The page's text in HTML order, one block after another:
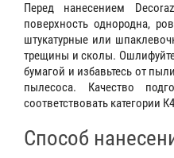
Перед нанесением
поверхность однородна,
штукатурные или
трещины и сколы.
бумагой и избавьтесь от
пылесоса. Качество
соответствовать категории
Способ